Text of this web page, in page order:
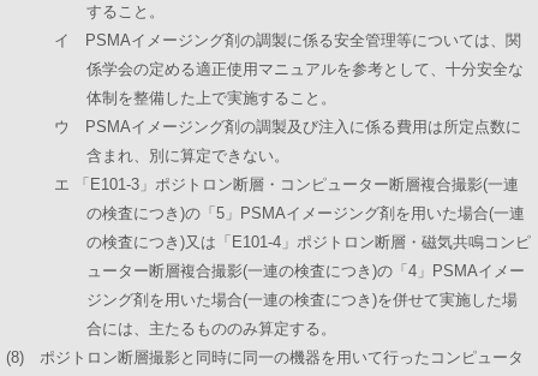
すること。
イ PSMAイメージング剤の調製に係る安全管理等については、関
係学会の定める適正使用マニュアルを参考として、十分安全な
体制を整備した上で実施すること。
ウ PSMAイメージング剤の調製及び注入に係る費用は所定点数に
含まれ、別に算定できない。
エ 「E101-3」ポジトロン断層・コンピューター断層複合撮影(一連
の検査につき)の「5」PSMAイメージング剤を用いた場合(一連
の検査につき)又は「E101-4」ポジトロン断層・磁気共鳴コンピ
ューター断層複合撮影(一連の検査につき)の「4」PSMAイメー
ジング剤を用いた場合(一連の検査につき)を併せて実施した場
合には、主たるもののみ算定する。
(8) ポジトロン断層撮影と同時に同一の機器を用いて行ったコンピュータ